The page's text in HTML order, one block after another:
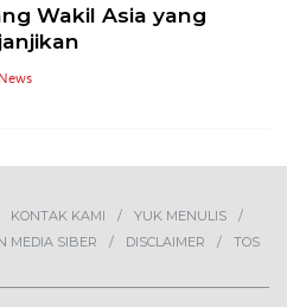
Wakil Asia yang
KONTAK KAMI
YUK MENULIS
MEDIA SIBER DISCLAIMER TOS